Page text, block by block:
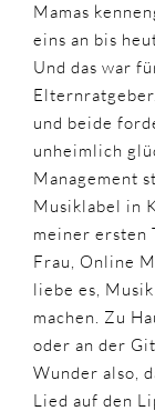
Mamas
eins an bis
Und das war
und beide
unheimlich
Management
Musiklabel in
meiner ersten
Frau, Online
liebe es,
machen. Zu
oder an der
Wunder also,
Lied auf den